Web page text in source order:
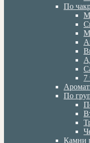
По
7
По
Камни